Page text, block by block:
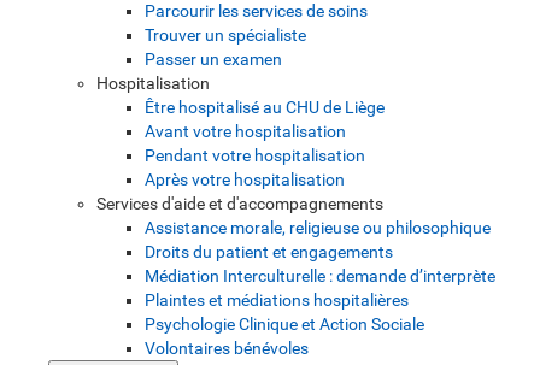
Parcourir les services de soins
Trouver un spécialiste
Passer un examen
Hospitalisation
Être hospitalisé au CHU de Liège
Avant votre hospitalisation
Pendant votre hospitalisation
Après votre hospitalisation
Services d'aide et d'accompagnements
Assistance morale, religieuse ou philosophique
Droits du patient et engagements
Médiation Interculturelle : demande d’interprète
Plaintes et médiations hospitalières
Psychologie Clinique et Action Sociale
Volontaires bénévoles